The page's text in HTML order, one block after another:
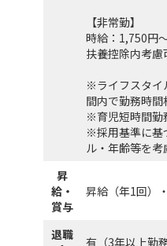
【非常勤】
時給：1,750円
扶養控除内考慮
※ライフスタイ
間内で勤務時間
※育児短時間勤
※採用基準に基
ル・年齢等を
昇
給・
賞与
昇給（年1回）
退職
有（3年以上勤務